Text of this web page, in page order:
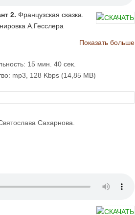
2. Французская сказка.
А.Гесслера
— В.Корешков
— И.Бордукова
Т.Страканова
Показать больше
15 мин. 40 сек.
mp3, 128 Kbps (14,85 MB)
Сахарнова.